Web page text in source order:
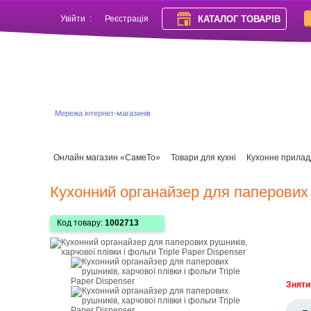
Увійти : Реєстрація КАТАЛОГ ТОВАРІВ
Мережа інтернет-магазинів
Онлайн магазин «СамеТо» Товари для кухні Кухонне
Кухонний органайзер для
Код товару: 1002713